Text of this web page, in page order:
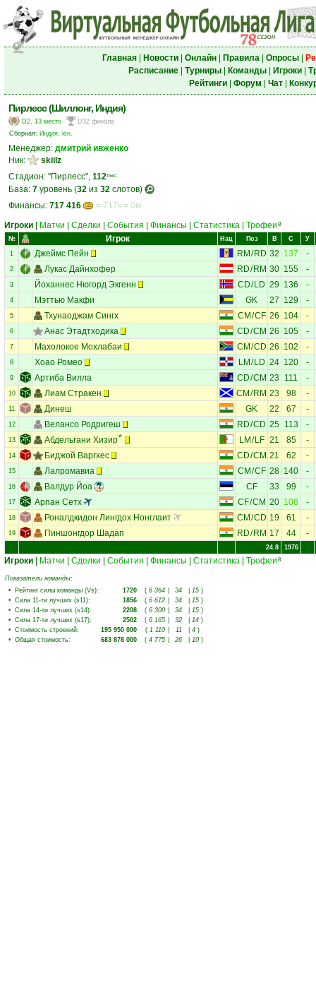
Главная| Новости| Онлайн| Правила| Опросы|
Расписание| Турниры| Команды| Игроки|
Рейтинги| Форум Чат|
Пирлесс (Шиллонг, Индия)
D2, 13 место
1/32 финала
Сборная: Индия, юн.
Менеджер: дмитрий ивженко
Ник:
skiilz
Стадион: "Пирлесс", 112тыс.
База: 7 уровень (32 из 32 слотов)
Финансы: 717 416
= 717к = 0м
Игроки
Матчи Сделки События Финансы Статистика Трофеи 8
№ Игрок Нац Поз В С У
1 Джеймс Пейн RM /RD 32 137 -
2 Лукас Дайнхофер RD/RM 30 155 -
3 Йоханнес Нюгорд Экгенн CD/ LD 29 136 -
4 Мэттью Макфи GK 27 129 -
5 Тхунаоджам Сингх CM /CF 26 104 -
6 Анас Этадтходика CD/CM 26 105 -
7 Махолокое Мохлабаи CM /CD 26 102 -
8 Хоао Ромео LM /LD 24 120 -
9 Артиба Вилла CD/CM 23 111 -
10 Лиам Стракен CM / RM 23 98 -
11 Динеш GK 22 67 -
12 Велансо Родригеш RD/CD 25 113 -
13 Абдельгани Хизир LM /LF 21 85 -
14 Биджой Варгхес CD/CM 21 62 -
15 Лалромавиа CM /CF 28 140 -
16 Валдур Йоа CF 33 99 -
17 Арпан Сетх CF/CM 20 108 -
18 Роналдкидон Лингдох Нонглаит CM /CD 19 61 -
19 Пиншонгдор Шадап RD/RM 17 44 -
24.8 1976
Игроки Матчи Сделки События Финансы Статистика Трофеи 8
Показатели команды:
• Рейтинг силы команды (Vs): 1720 ( 6 364 34 15 )
• Сила 11-ти лучших (s11): 1856 ( 6 612 34 15 )
• Сила 14-ти лучших (s14): 2208 ( 6 300 34 15 )
• Сила 17-ти лучших (s17): 2502 ( 6 165 32 14 )
• Стоимость строений: 195 950 000 ( 1 110 11 4 )
• Общая стоимость: 683 878 000 ( 4 775 26 10 )